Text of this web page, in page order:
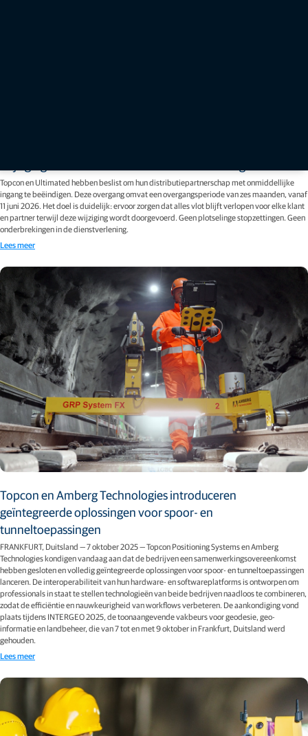
Topcon en Ultimated hebben beslist om hun distributiepartnerschap met onmiddellijke
ingang te beëindigen. Deze overgang omvat een overgangsperiode van zes maanden, vanaf
11 juni 2026. Het doel is duidelijk: ervoor zorgen dat alles vlot blijft verlopen voor elke klant
en partner terwijl deze wijziging wordt doorgevoerd. Geen plotselinge stopzettingen. Geen
onderbrekingen in de dienstverlening.
Lees meer
Topcon en Amberg Technologies introduceren
geïntegreerde oplossingen voor spoor- en
tunneltoepassingen
FRANKFURT, Duitsland — 7 oktober 2025 — Topcon Positioning Systems en Amberg
Technologies kondigen vandaag aan dat de bedrijven een samenwerkingsovereenkomst
hebben gesloten en volledig geïntegreerde oplossingen voor spoor- en tunneltoepassingen
lanceren. De interoperabiliteit van hun hardware- en softwareplatforms is ontworpen om
professionals in staat te stellen technologieën van beide bedrijven naadloos te combineren,
zodat de efficiëntie en nauwkeurigheid van workflows verbeteren. De aankondiging vond
plaats tijdens INTERGEO 2025, de toonaangevende vakbeurs voor geodesie, geo-
informatie en landbeheer, die van 7 tot en met 9 oktober in Frankfurt, Duitsland werd
gehouden.
Lees meer